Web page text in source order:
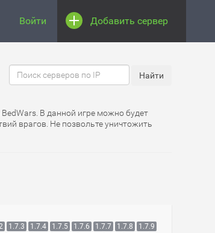
Войти Добавить сервер
BedWars. В данной игре можно будет
врагов. Не позвольте уничтожить
1.7.3 1.7.4 1.7.5 1.7.6 1.7.7 1.7.8
1.7.9